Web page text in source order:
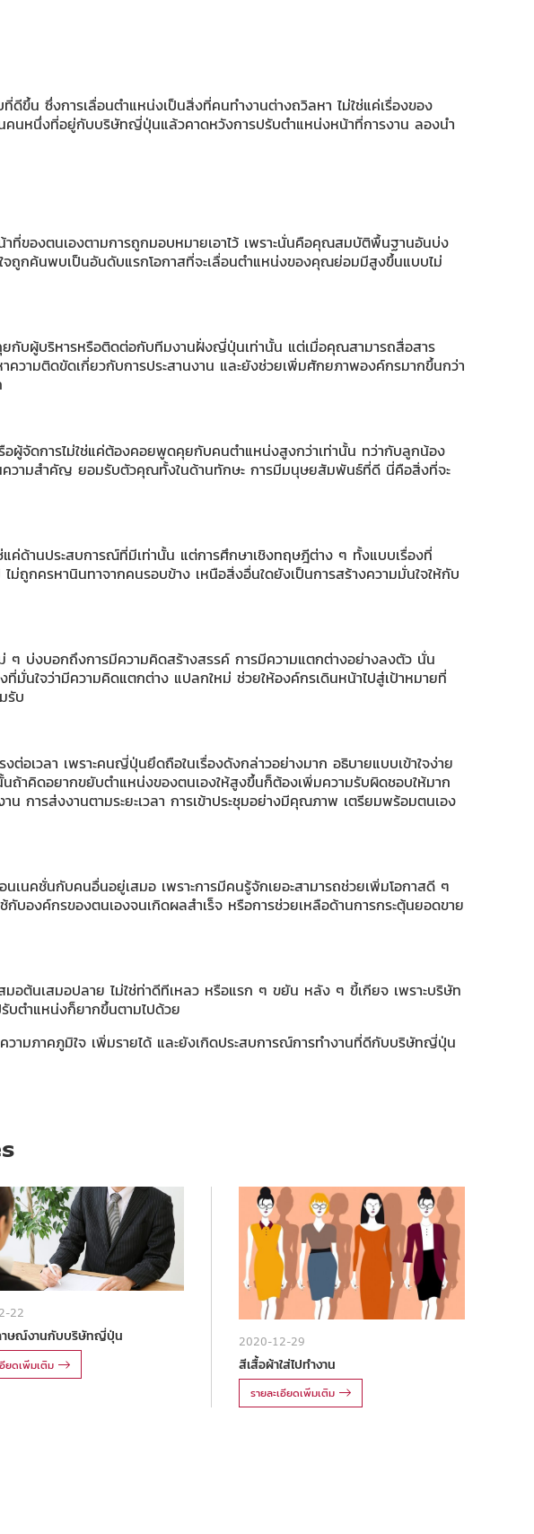
ขึ้น ซึ่งการเลื่อนตำแหน่งเป็นสิ่งที่คนทำงานต่างถวิลหา ไม่ใช่แค่เรื่องของ
นหนึ่งที่อยู่กับบริษัทญี่ปุ่นแล้วคาดหวังการปรับตำแหน่งหน้าที่การงาน ลองนำ
ของตนเองตามการถูกมอบหมายเอาไว้ เพราะนั่นคือคุณสมบัติพื้นฐานอันบ่ง
ถูกค้นพบเป็นอันดับแรกโอกาสที่จะเลื่อนตำแหน่งของคุณย่อมมีสูงขึ้นแบบไม่
กับผู้บริหารหรือติดต่อกับทีมงานฝั่งญี่ปุ่นเท่านั้น แต่เมื่อคุณสามารถสื่อสาร
ามติดขัดเกี่ยวกับการประสานงาน และยังช่วยเพิ่มศักยภาพองค์กรมากขึ้นกว่า
ผู้จัดการไม่ใช่แค่ต้องคอยพูดคุยกับคนตำแหน่งสูงกว่าเท่านั้น ทว่ากับลูกน้อง
นความสำคัญ ยอมรับตัวคุณทั้งในด้านทักษะ การมีมนุษยสัมพันธ์ที่ดี นี่คือสิ่งที่จะ
ค่ด้านประสบการณ์ที่มีเท่านั้น แต่การศึกษาเชิงทฤษฎีต่าง ๆ ทั้งแบบเรื่องที่
ถูกครหานินทาจากคนรอบข้าง เหนือสิ่งอื่นใดยังเป็นการสร้างความมั่นใจให้กับ
ๆ บ่งบอกถึงการมีความคิดสร้างสรรค์ การมีความแตกต่างอย่างลงตัว นั่น
มั่นใจว่ามีความคิดแตกต่าง แปลกใหม่ ช่วยให้องค์กรเดินหน้าไปสู่เป้าหมายที่
รับ
เวลา เพราะคนญี่ปุ่นยึดถือในเรื่องดังกล่าวอย่างมาก อธิบายแบบเข้าใจง่าย
าคิดอยากขยับตำแหน่งของตนเองให้สูงขึ้นก็ต้องเพิ่มความรับผิดชอบให้มาก
การส่งงานตามระยะเวลา การเข้าประชุมอย่างมีคุณภาพ เตรียมพร้อมตนเอง
เนคชั่นกับคนอื่นอยู่เสมอ เพราะการมีคนรู้จักเยอะสามารถช่วยเพิ่มโอกาสดี ๆ
กับองค์กรของตนเองจนเกิดผลสำเร็จ หรือการช่วยเหลือด้านการกระตุ้นยอดขาย
อต้นเสมอปลาย ไม่ใช่ท่าดีทีเหลว หรือแรก ๆ ขยัน หลัง ๆ ขี้เกียจ เพราะบริษัท
บตำแหน่งก็ยากขึ้นตามไปด้วย
ามภาคภูมิใจ เพิ่มรายได้ และยังเกิดประสบการณ์การทำงานที่ดีกับบริษัทญี่ปุ่น
22
าษณ์งานกับบริษัทญี่ปุ่น
อียดเพิ่มเติม
2020-12-29
สีเสื้อผ้าใส่ไปทำงาน
รายละเอียดเพิ่มเติม